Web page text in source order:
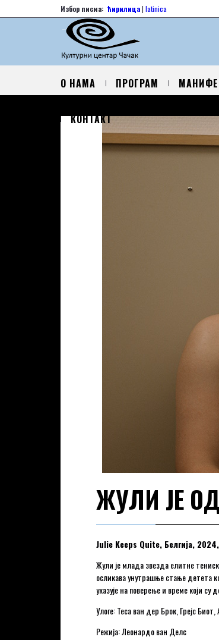
Избор писма: ћирилица| latinica
О НАМА ПРОГРАМ
КОНТАКТ
ЖУЛИ ЈЕ
Julie Keeps Quite, Белгија,
Жули је млада звезда елитне
осликава унутрашње стање детета
указује на поверење и време који
Улоге: Теса ван дер Брок, Грејс
Режија: Леонардо ван Делс